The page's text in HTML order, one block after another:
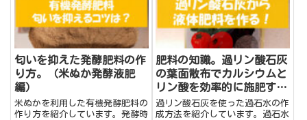
匂いを抑えた発酵肥料の作
り方。（米ぬか発酵液肥
編）
米ぬかを利用した有機発酵肥料の
作り方を紹介しています。発酵時
肥料の知識。過リン酸石灰
の葉面散布でカルシウムと
リン酸を効率的に施肥す
る！
過リン酸石灰を使った過石水の作
成方法を紹介しています。過石水